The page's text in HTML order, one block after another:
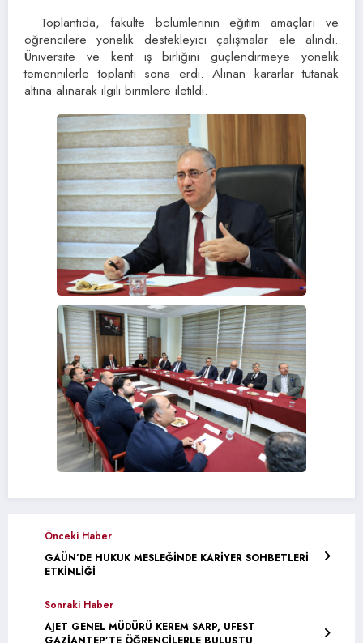
Toplantıda, fakülte bölümlerinin eğitim amaçları ve
öğrencilere yönelik destekleyici çalışmalar ele alındı.
Üniversite ve kent iş birliğini güçlendirmeye yönelik
temennilerle toplantı sona erdi. Alınan kararlar tutanak
altına alınarak ilgili birimlere iletildi.
Önceki Haber
GAÜN’DE HUKUK MESLEĞİNDE KARİYER SOHBETLERİ
ETKİNLİĞİ
Sonraki Haber
AJET GENEL MÜDÜRÜ KEREM SARP, UFEST